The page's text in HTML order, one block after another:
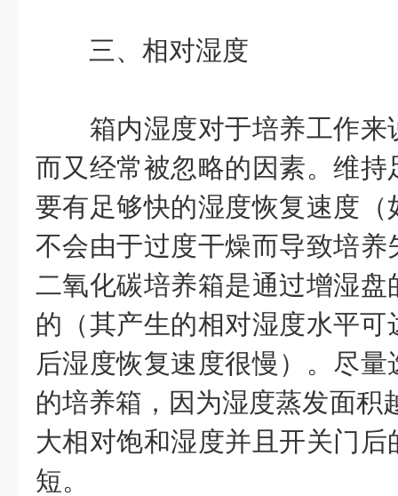
三、相对湿度
箱内湿度对于培养工作来
而又经常被忽略的因素。维
要有足够快的湿度恢复速度
不会由于过度干燥而导致培
二氧化碳培养箱是通过增湿
的（其产生的相对湿度水平
后湿度恢复速度很慢）。尽
的培养箱，因为湿度蒸发面积
大相对饱和湿度并且开关门
短。